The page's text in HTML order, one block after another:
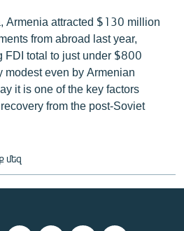
կայքերը
Armenia attracted $130 million
from abroad last year,
FDI total to just under $800
modest even by Armenian
it is one of the key factors
from the post-Soviet
մեզ